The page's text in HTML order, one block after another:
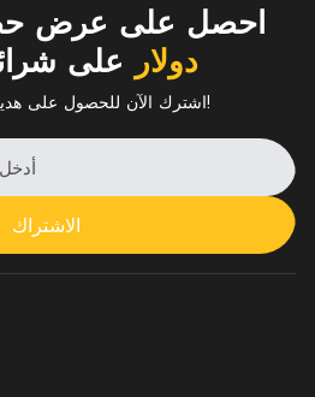
احصل على عرض
دولار على
اشترك الآن للحصول على هدية مع طلبك الأول!
الاشتراك